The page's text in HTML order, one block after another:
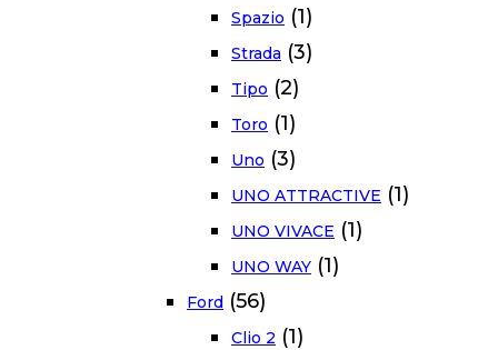
Spazio (1)
Strada (3)
Tipo (2)
Toro (1)
Uno (3)
UNO ATTRACTIVE (1)
UNO VIVACE (1)
UNO WAY (1)
Ford (56)
Clio 2 (1)